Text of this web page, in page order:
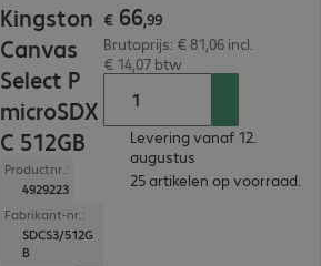
Kingston
Canvas
Select P
microSDX
C 512GB
Productnr.:
4929223
Fabrikant-nr.:
SDCS3/512G
B
€ 66,99
Brutoprijs: € 81,06 incl.
€ 14,07 btw
Levering vanaf 12.
augustus
25 artikelen op voorraad.